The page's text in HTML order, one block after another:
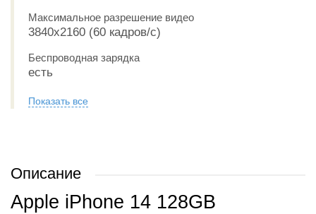
Максимальное разрешение видео
3840x2160 (60 кадров/с)
Беспроводная зарядка
есть
Показать все
Описание
Apple iPhone 14 128GB